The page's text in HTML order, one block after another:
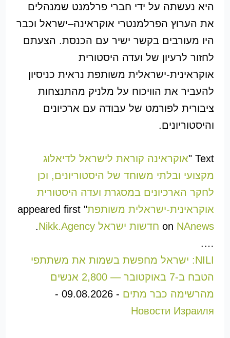
היא נעשתה על ידי חברי פרלמנט שמנהלים
את הערוץ הפרלמנטרי אוקראינה–ישראל וכבר
היו מעורבים בקשר ישיר עם הכנסת. הצעתם
לחזור לרעיון של ועדה היסטורית
אוקראינית-ישראלית משותפת נראית כניסיון
להעביר את הוויכוח על מלניק מהתנצחות
ציבורית לפורמט של עבודה עם ארכיונים
והיסטוריונים.
Text " אוקראינה קוראת לישראל לדיאלוג
מקצועי ובלתי משוחד של היסטוריונים, וכן
לחקר הארכיונים במסגרת ועדה היסטורית
אוקראינית-ישראלית משותפת
" appeared first
on NAnews חדשות ישראל Nikk.Agency
.
….
NILI: ישראל מחפשת בשמות את משתתפי
הטבח ב-7 באוקטובר — 2,800 אנשים
מהרשימה כבר מתים -
09.08.2026
-
Новости Израиля